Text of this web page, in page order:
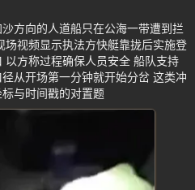
方向的人道船只在公海一带遭到拦
视频显示执法方快艇靠拢后实施登
以方称过程确保人员安全 船队支持
从开场第一分钟就开始分岔 这类冲
与时间戳的对置题